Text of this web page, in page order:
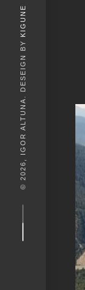
© 2026, IGOR ALTUNA. DESEIGN BY
KIGUNE